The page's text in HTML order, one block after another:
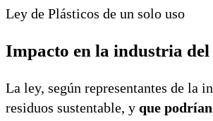
Ley de Plásticos de un solo uso
Impacto en la industria del
La ley, según representantes de la
residuos sustentable, y que